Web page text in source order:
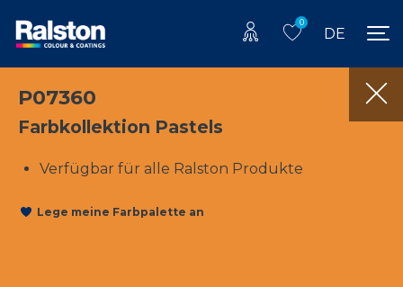
0
DE
P07360
Farbkollektion Pastels
Verfügbar für alle Ralston Produkte
Lege meine Farbpalette an